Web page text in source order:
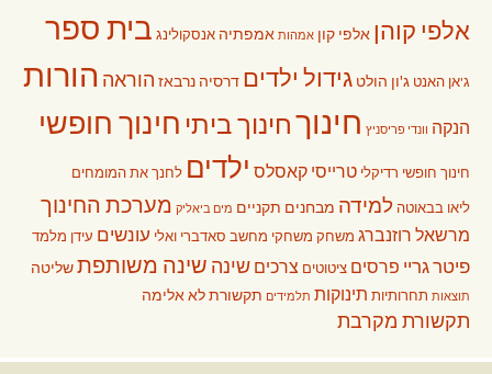
אלפי קוהן אלפי קון אמהות אמפתיה אנסקולינג בית ספר
ג'אן האנט ג'ון הולט גידול ילדים דרסיה נרבאז הוראה הורות
הנקה וונדי פריסניץ חינוךחינוך ביתי חינוך חופשי
חינוך חופשי רדיקלי טרייסי קאסלס ילדים לחנך את המומחים
ליאו בבאוטה למידה מבחנים תקניים מים ביאליק מערכת החינוך
מרשאל רוזנברג משחק משחקי מחשב סאדברי ואלי עונשים עידן מלמד
פיטר גריי פרסים ציטוטים צרכים שינה שינה משותפתשליטה
תוצאות תחרותיות תינוקות תלמידים תקשורת לא אלימה
תקשורת מקרבת